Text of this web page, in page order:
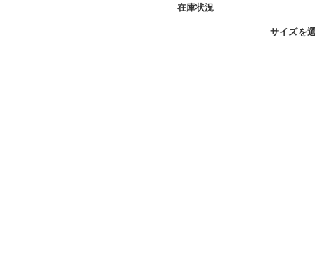
在庫状況
サイズを